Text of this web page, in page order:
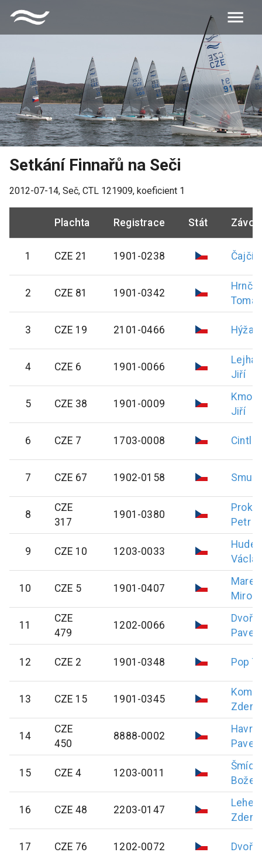
Setkání Finnařů na Seči
2012-07-14, Seč, CTL 121909, koeficient 1
Plachta Registrace Stát
1 CZE 21 1901-0238 Čajčík
2 CZE 81 1901-0342
Hrnčál
Tomáš
3 CZE 19 2101-0466 Hýža
4 CZE 6 1901-0066
Jiří
5 CZE 38 1901-0009
Jiří
6 CZE 7 1703-0008 Cintl
7 CZE 67 1902-0158
8
CZE
317
1901-0380
Petr
9 CZE 10 1203-0033
Hudec
Václav
10 CZE 5 1901-0407
Mareš
11
CZE
479
1202-0066
Pavel
12 CZE 2 1901-0348 Pop
13 CZE 15 1901-0345
14
CZE
450
8888-0002
Pavel
15 CZE 4 1203-0011
16 CZE 48 2203-0147
17 CZE 76 1202-0072